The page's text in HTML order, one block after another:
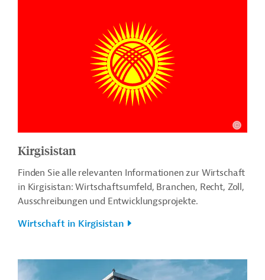
Kirgisistan
Finden Sie alle relevanten Informationen zur Wirtschaft
in Kirgisistan: Wirtschaftsumfeld, Branchen, Recht, Zoll,
Ausschreibungen und Entwicklungsprojekte.
Wirtschaft in Kirgisistan